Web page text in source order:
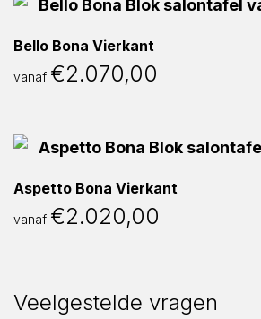
Bello Bona Vierkant
vanaf €2.070,00
Aspetto Bona Vierkant
vanaf €2.020,00
Veelgestelde vragen